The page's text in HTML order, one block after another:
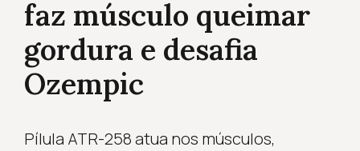
faz músculo queimar
gordura e desafia
Ozempic
Pílula ATR-258 atua nos músculos,